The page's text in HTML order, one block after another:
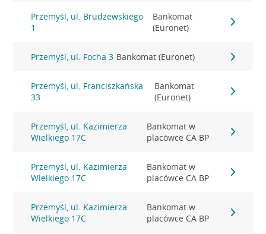
Przemyśl, ul. Brudzewskiego
1
Bankomat
(Euronet)
Przemyśl, ul. Focha 3 Bankomat (Euronet)
Przemyśl, ul. Franciszkańska
33
Bankomat
(Euronet)
Przemyśl, ul. Kazimierza
Wielkiego 17C
Bankomat w
placówce CA BP
Przemyśl, ul. Kazimierza
Wielkiego 17C
Bankomat w
placówce CA BP
Przemyśl, ul. Kazimierza
Wielkiego 17C
Bankomat w
placówce CA BP